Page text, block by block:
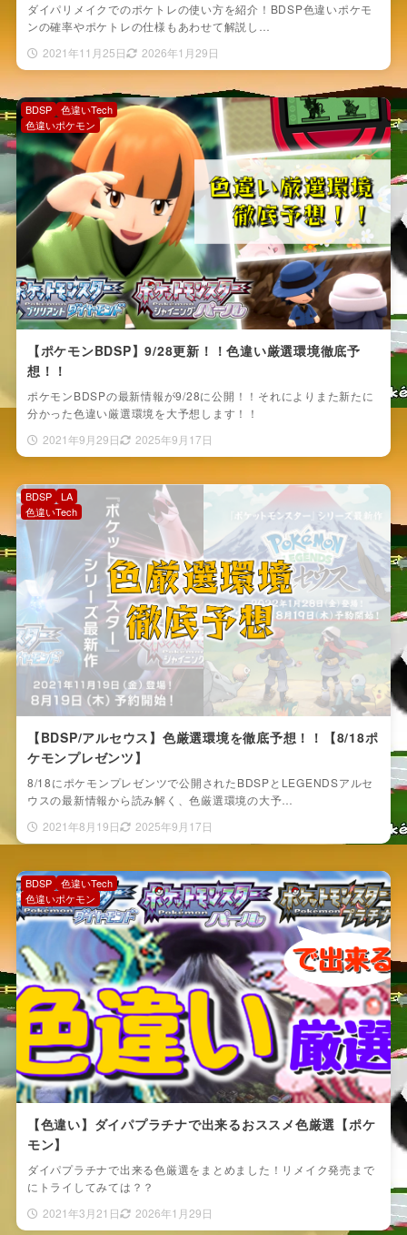
ダイパリメイクでのポケトレの使い方を紹介！BDSP色違いポケモ
ンの確率やポケトレの仕様もあわせて解説し…
2021年11月25日
2026年1月29日
【ポケモンBDSP】9/28更新！！色違い厳選環境徹底予
想！！
ポケモンBDSPの最新情報が9/28に公開！！それによりまた新たに
分かった色違い厳選環境を大予想します！！
2021年9月29日
2025年9月17日
BDSP
色違いTech
色違いポケモン
【BDSP/アルセウス】色厳選環境を徹底予想！！【8/18ポ
ケモンプレゼンツ】
8/18にポケモンプレゼンツで公開されたBDSPとLEGENDSアルセ
ウスの最新情報から読み解く、色厳選環境の大予…
2021年8月19日
2025年9月17日
BDSP
LA
色違いTech
【色違い】ダイパプラチナで出来るおススメ色厳選【ポケ
モン】
ダイパプラチナで出来る色厳選をまとめました！リメイク発売まで
にトライしてみては？？
2021年3月21日
2026年1月29日
BDSP
色違いTech
色違いポケモン